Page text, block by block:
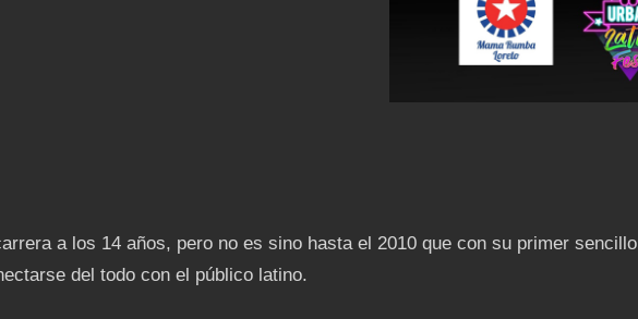
a los 14 años, pero no es sino hasta el 2010 que con su primer sencillo
del todo con el público latino.